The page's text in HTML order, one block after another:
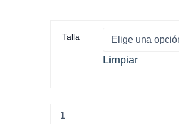
Talla
Limpiar
Lite